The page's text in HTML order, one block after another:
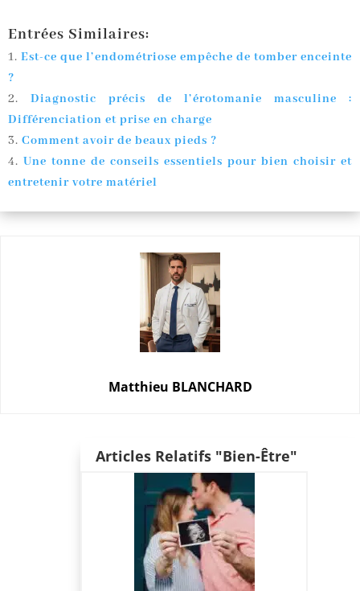
Articles Relatifs "Bien-Être"
Entrées Similaires:
Est-ce que l’endométriose empêche de tomber enceinte
?
Diagnostic précis de l’érotomanie masculine :
Différenciation et prise en charge
Comment avoir de beaux pieds ?
Une tonne de conseils essentiels pour bien choisir et
entretenir votre matériel
Matthieu BLANCHARD